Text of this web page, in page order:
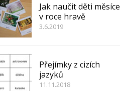
Jak naučit děti měsíce
v roce hravě
3.6.2019
Přejímky z cizích
jazyků
11.11.2018